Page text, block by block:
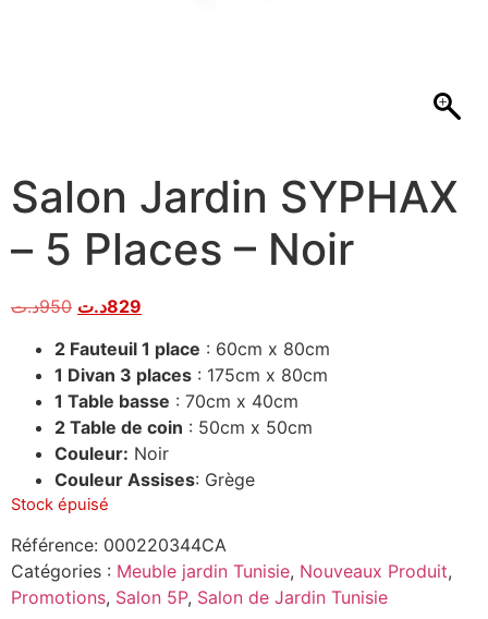
Salon Jardin SYPHAX
– 5 Places – Noir
950د.ت 829د.ت
2 Fauteuil 1 place : 60cm x 80cm
1 Divan 3 places : 175cm x 80cm
1 Table basse : 70cm x 40cm
2 Table de coin : 50cm x 50cm
Couleur: Noir
Couleur Assises: Grège
Stock épuisé
Référence: 000220344CA
Catégories : Meuble jardin Tunisie, Nouveaux Produit,
Promotions, Salon 5P, Salon de Jardin Tunisie